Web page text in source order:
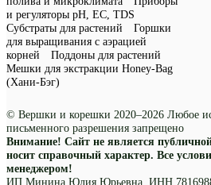
и регуляторы рН, EC, TDS
Субстраты для растений
Горшки
для выращивания с аэрацией
корней
Поддоны для растений
Мешки для экстракции Honey-Bag
(Хани-Бэг)
© Вершки и корешки 2020–2026 Любое
письменного разрешения запрещено
Внимание! Сайт не является
носит справочный характер. Все
менеджером!
ИП Минина Юлия Юрьевна, ИНН